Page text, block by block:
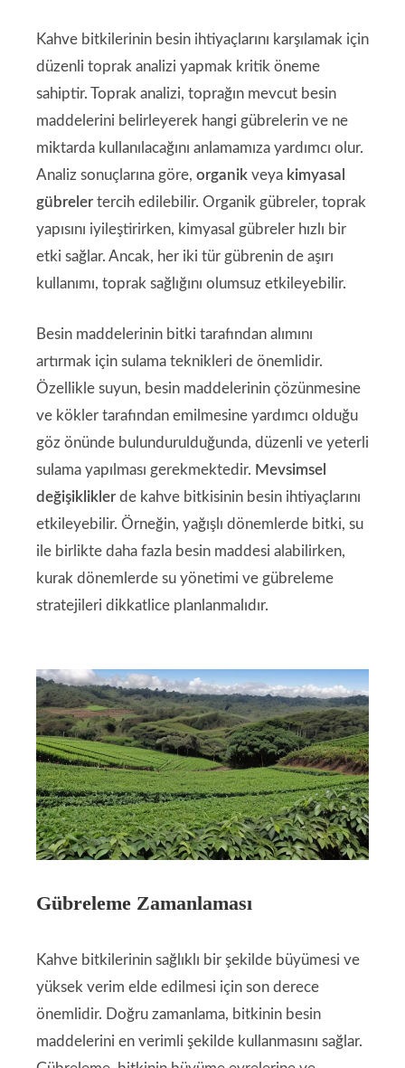
Kahve bitkilerinin besin ihtiyaçlarını karşılamak için
düzenli toprak analizi yapmak kritik öneme
sahiptir. Toprak analizi, toprağın mevcut besin
maddelerini belirleyerek hangi gübrelerin ve ne
miktarda kullanılacağını anlamamıza yardımcı olur.
Analiz sonuçlarına göre, organik veya kimyasal
gübreler tercih edilebilir. Organik gübreler, toprak
yapısını iyileştirirken, kimyasal gübreler hızlı bir
etki sağlar. Ancak, her iki tür gübrenin de aşırı
kullanımı, toprak sağlığını olumsuz etkileyebilir.
Besin maddelerinin bitki tarafından alımını
artırmak için sulama teknikleri de önemlidir.
Özellikle suyun, besin maddelerinin çözünmesine
ve kökler tarafından emilmesine yardımcı olduğu
göz önünde bulundurulduğunda, düzenli ve yeterli
sulama yapılması gerekmektedir. Mevsimsel
değişiklikler de kahve bitkisinin besin ihtiyaçlarını
etkileyebilir. Örneğin, yağışlı dönemlerde bitki, su
ile birlikte daha fazla besin maddesi alabilirken,
kurak dönemlerde su yönetimi ve gübreleme
stratejileri dikkatlice planlanmalıdır.
Gübreleme Zamanlaması
Kahve bitkilerinin sağlıklı bir şekilde büyümesi ve
yüksek verim elde edilmesi için son derece
önemlidir. Doğru zamanlama, bitkinin besin
maddelerini en verimli şekilde kullanmasını sağlar.